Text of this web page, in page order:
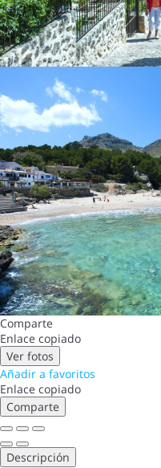
Comparte
Enlace copiado
Ver fotos
Añadir a favoritos
Enlace copiado
Comparte
Descripción